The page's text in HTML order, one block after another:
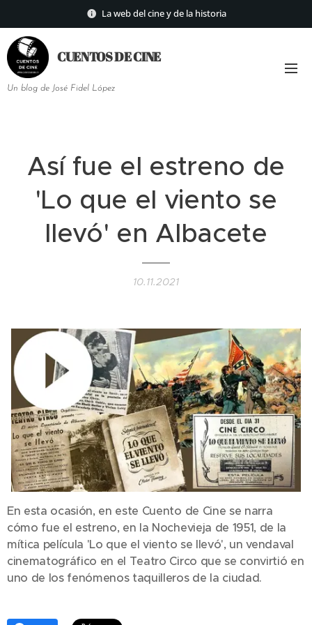
La web del cine y de la historia
CUENTOS DECINE
Un blog de José Fidel López
Así fue el estreno de
'Lo que el viento se
llevó' en Albacete
10.11.2021
En esta ocasión, en este Cuento de Cine se narra
cómo fue el estreno, en la Nochevieja de 1951, de la
mítica película 'Lo que el viento se llevó', un vendaval
cinematográfico en el Teatro Circo que se convirtió en
uno de los fenómenos taquilleros de la ciudad.